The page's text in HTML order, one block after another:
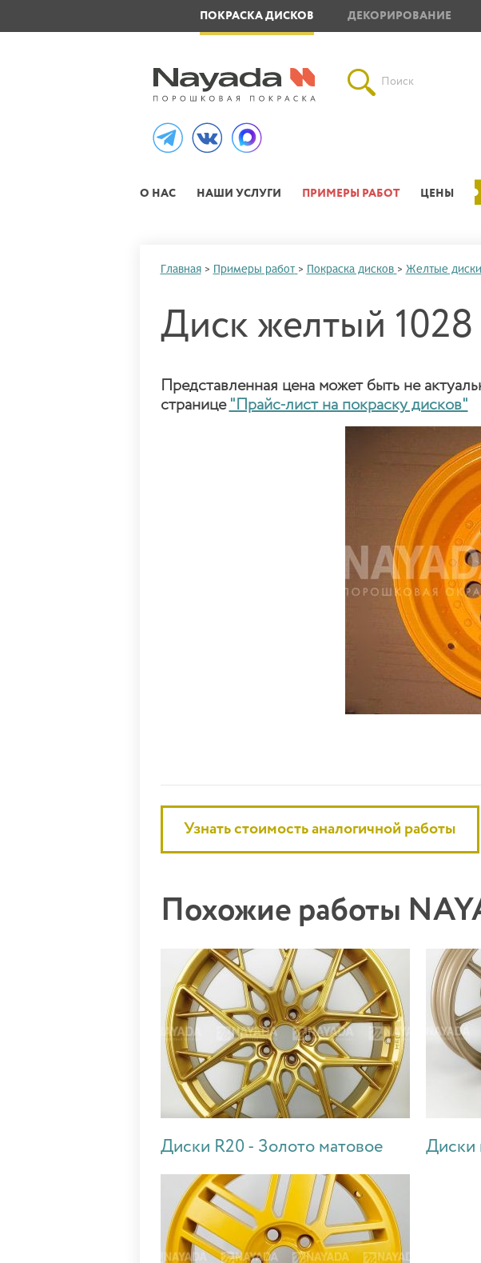
ПОКРАСКА ДИСКОВ ДЕКОРИРОВАНИЕ
Поиск
О НАС НАШИ УСЛУГИ ПРИМЕРЫ РАБОТ ЦЕНЫ
Главная > Примеры работ > Покраска дисков > Желтые диски
Диск желтый 1028
Представленная цена может быть не
странице "Прайс-лист на покраску дисков"
Узнать стоимость аналогичной работы
Похожие работы
Диски R20 - Золото матовое Диски